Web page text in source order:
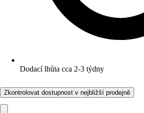
Dodací lhůta cca 2-3 týdny
Zkontrolovat dostupnost v nejbližší prodejně